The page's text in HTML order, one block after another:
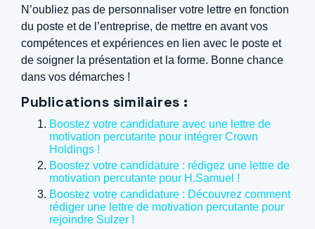
N’oubliez pas de personnaliser votre lettre en fonction
du poste et de l’entreprise, de mettre en avant vos
compétences et expériences en lien avec le poste et
de soigner la présentation et la forme. Bonne chance
dans vos démarches !
Publications similaires :
Boostez votre candidature avec une lettre de
motivation percutante pour intégrer Crown
Holdings !
Boostez votre candidature : rédigez une lettre de
motivation percutante pour H.Samuel !
Boostez votre candidature : Découvrez comment
rédiger une lettre de motivation percutante pour
rejoindre Sulzer !